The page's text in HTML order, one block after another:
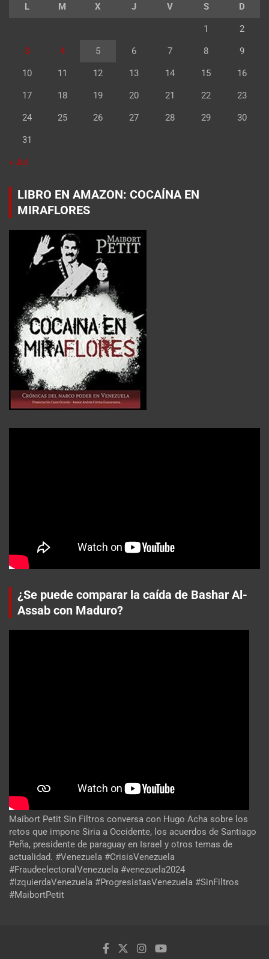
L M X J V S D
1 2
3 4 5 6 7 8 9
10 11 12 13 14 15 16
17 18 19 20 21 22 23
24 25 26 27 28 29 30
31
« Jul
LIBRO EN AMAZON: COCAÍNA EN
MIRAFLORES
¿Se puede comparar la caída de Bashar Al-
Assab con Maduro?
Maibort Petit Sin Filtros conversa con Hugo Acha sobre los
retos que impone Siria a Occidente, los acuerdos de Santiago
Peña, presidente de paraguay en Israel y otros temas de
actualidad. #Venezuela #CrisisVenezuela
#FraudeelectoralVenezuela #venezuela2024
#IzquierdaVenezuela #ProgresistasVenezuela #SinFiltros
#MaibortPetit